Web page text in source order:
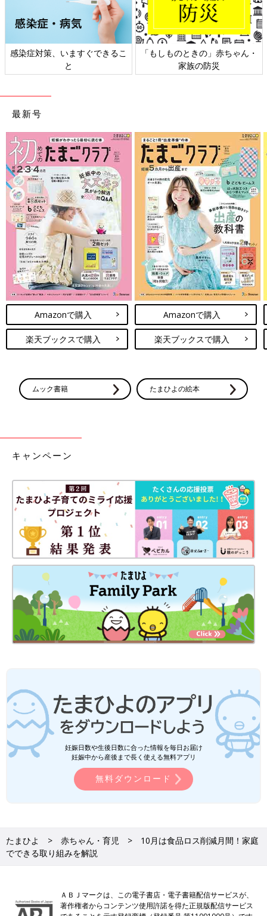
感染症対策、いますぐできるこ
と
「もしものときの」赤ちゃん・
家族の防災
最新号
Amazonで購入
楽天ブックスで購入
Amazonで購入
楽天ブックスで購入
ムック書籍 たまひよの絵本
キャンペーン
妊娠日数や生後日数に合った情報を毎日お届け
妊娠中から産後まで長く使える無料アプリ
無料ダウンロード
たまひよ 赤ちゃん・育児
10月は食品ロス削減月間！家庭
でできる取り組みを解説
ＡＢＪマークは、この電子書店・電子書籍配信サービスが、
著作権者からコンテンツ使用許諾を得た正規版配信サービス